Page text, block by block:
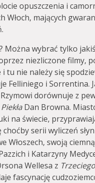
opuszczenia i
Włoch, mających
Można wybrać tylko
niezliczone filmy,
i tu nie należy się
Felliniego i Sorrentina.
dorównuje z
Piekła Dan Browna.
na świecie,
choćby serii wyliczeń
Włoszech, swoją
i Katarzyny
Wellesa z Trzeciego
fascynację